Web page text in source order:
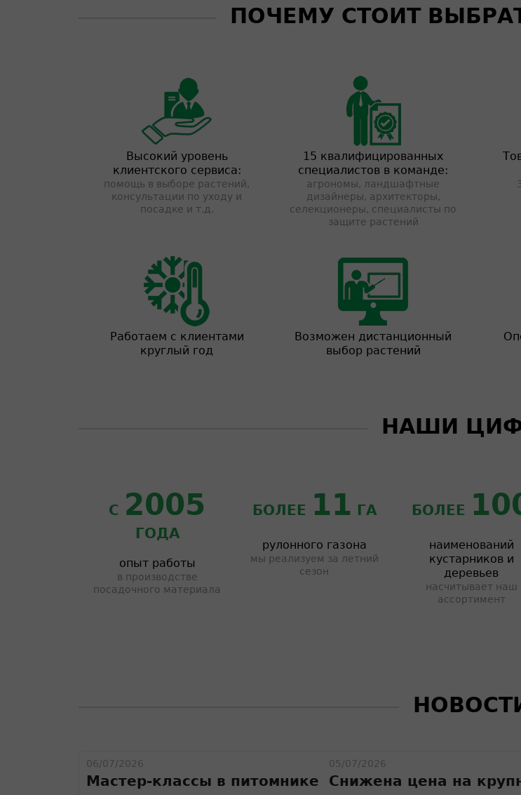
ПОЧЕМУ СТОИТ
Высокий уровень
клиентского сервиса:
помощь в выборе растений,
консультации по уходу и
посадке и т.д.
15 квалифицированных
специалистов в команде:
агрономы, ландшафтные
дизайнеры, архитекторы,
селекционеры, специалисты по
защите растений
Работаем с клиентами
круглый год
Возможен дистанционный
выбор растений
НАШИ
С 2005
ГОДА
опыт работы
в производстве
посадочного материала
БОЛЕЕ 11 ГА
рулонного газона
мы реализуем за летний
сезон
БОЛЕЕ
наименований
кустарников и
деревьев
насчитывает наш
ассортимент
06/07/2026
Мастер-классы в питомнике
05/07/2026
Снижена цена на